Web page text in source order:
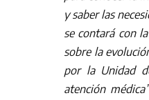
y saber las
se contará con
sobre la
por la Unidad
atención médica”